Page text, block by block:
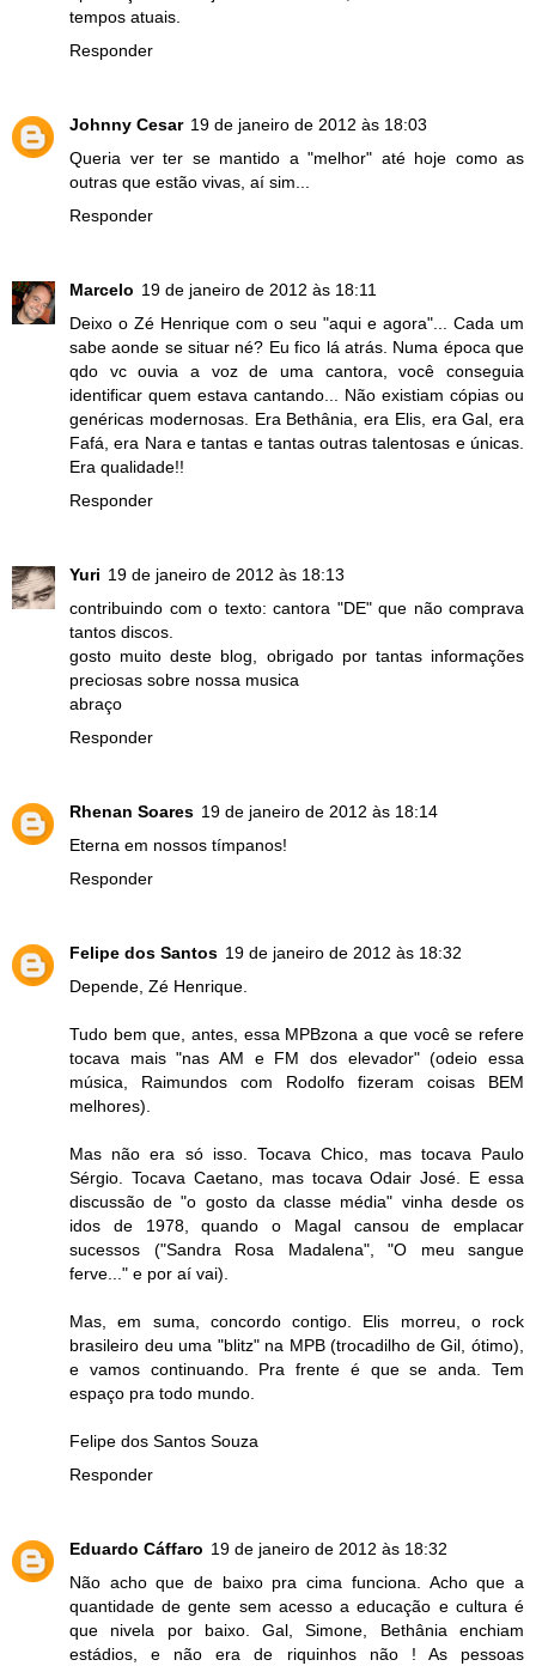
tempos atuais.
Responder
Johnny Cesar 19 de janeiro de 2012 às 18:03
Queria ver ter se mantido a "melhor" até hoje como as
outras que estão vivas, aí sim...
Responder
Marcelo 19 de janeiro de 2012 às 18:11
Deixo o Zé Henrique com o seu "aqui e agora"... Cada um
sabe aonde se situar né? Eu fico lá atrás. Numa época que
qdo vc ouvia a voz de uma cantora, você conseguia
identificar quem estava cantando... Não existiam cópias ou
genéricas modernosas. Era Bethânia, era Elis, era Gal, era
Fafá, era Nara e tantas e tantas outras talentosas e únicas.
Era qualidade!!
Responder
Yuri 19 de janeiro de 2012 às 18:13
contribuindo com o texto: cantora "DE" que não comprava
tantos discos.
gosto muito deste blog, obrigado por tantas informações
preciosas sobre nossa musica
abraço
Responder
Rhenan Soares 19 de janeiro de 2012 às 18:14
Eterna em nossos tímpanos!
Responder
Felipe dos Santos 19 de janeiro de 2012 às 18:32
Depende, Zé Henrique.
Tudo bem que, antes, essa MPBzona a que você se refere
tocava mais "nas AM e FM dos elevador" (odeio essa
música, Raimundos com Rodolfo fizeram coisas BEM
melhores).
Mas não era só isso. Tocava Chico, mas tocava Paulo
Sérgio. Tocava Caetano, mas tocava Odair José. E essa
discussão de "o gosto da classe média" vinha desde os
idos de 1978, quando o Magal cansou de emplacar
sucessos ("Sandra Rosa Madalena", "O meu sangue
ferve..." e por aí vai).
Mas, em suma, concordo contigo. Elis morreu, o rock
brasileiro deu uma "blitz" na MPB (trocadilho de Gil, ótimo),
e vamos continuando. Pra frente é que se anda. Tem
espaço pra todo mundo.
Felipe dos Santos Souza
Responder
Eduardo Cáffaro 19 de janeiro de 2012 às 18:32
Não acho que de baixo pra cima funciona. Acho que a
quantidade de gente sem acesso a educação e cultura é
que nivela por baixo. Gal, Simone, Bethânia enchiam
estádios, e não era de riquinhos não ! As pessoas